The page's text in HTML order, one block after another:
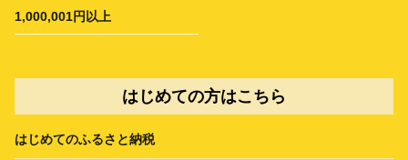
1,000,001円以上
はじめての方はこちら
はじめてのふるさと納税